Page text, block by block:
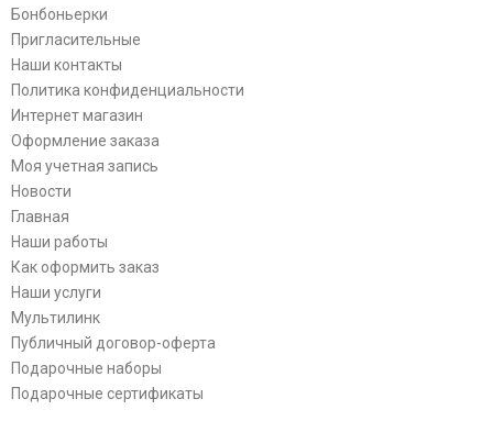
Бонбоньерки
Пригласительные
Наши контакты
Политика конфиденциальности
Интернет магазин
Оформление заказа
Моя учетная запись
Новости
Главная
Наши работы
Как оформить заказ
Наши услуги
Мультилинк
Публичный договор-оферта
Подарочные наборы
Подарочные сертификаты